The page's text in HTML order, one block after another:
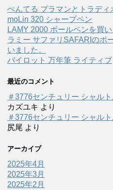
ぺんてる プラマンとトラディ
moLin 320 シャープペン
LAMY 2000 ボールペンを買
ラミー サファリSAFARIのボ
いました。
パイロット 万年筆 ライティブ
最近のコメント
＃3776センチュリー シャル
カズユキ より
＃3776センチュリー シャル
尻尾 より
アーカイブ
2025年4月
2025年3月
2025年2月